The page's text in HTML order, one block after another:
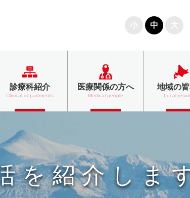
中
診療科紹介
Clinical departments
医療関係の方へ
Medical people
地域の
Local
を紹介しま